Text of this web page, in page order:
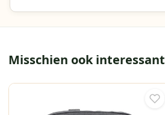
Misschien ook interessant